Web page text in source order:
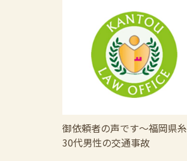
御依頼者の声です～福岡県
30代男性の交通事故